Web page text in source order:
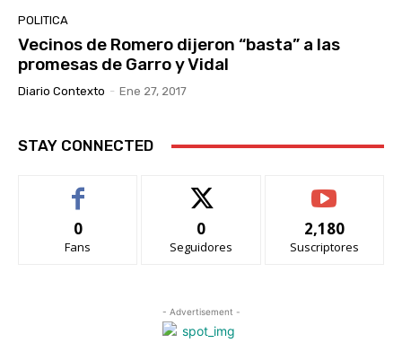
POLITICA
Vecinos de Romero dijeron “basta” a las
promesas de Garro y Vidal
Diario Contexto - Ene 27, 2017
STAY CONNECTED
0
Fans
0
Seguidores
2,180
Suscriptores
- Advertisement -